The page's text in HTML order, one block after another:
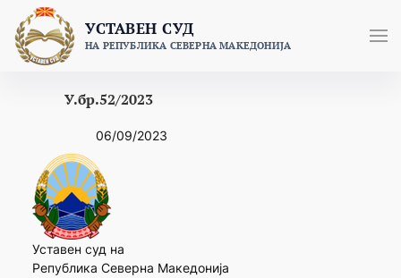
content
УСТАВЕН СУД
НА РЕПУБЛИКА СЕВЕРНА МАКЕДОНИЈА
У.бр.52/2023
06/09/2023
Уставен суд на
Република Северна Македонија